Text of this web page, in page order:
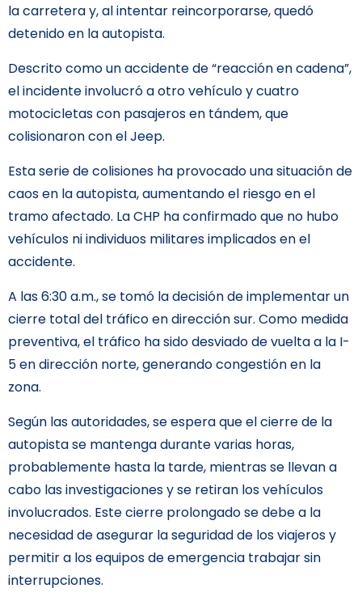
la carretera y, al intentar reincorporarse, quedó
detenido en la autopista.
Descrito como un accidente de “reacción en cadena”,
el incidente involucró a otro vehículo y cuatro
motocicletas con pasajeros en tándem, que
colisionaron con el Jeep.
Esta serie de colisiones ha provocado una situación de
caos en la autopista, aumentando el riesgo en el
tramo afectado. La CHP ha confirmado que no hubo
vehículos ni individuos militares implicados en el
accidente.
A las 6:30 a.m., se tomó la decisión de implementar un
cierre total del tráfico en dirección sur. Como medida
preventiva, el tráfico ha sido desviado de vuelta a la I-
5 en dirección norte, generando congestión en la
zona.
Según las autoridades, se espera que el cierre de la
autopista se mantenga durante varias horas,
probablemente hasta la tarde, mientras se llevan a
cabo las investigaciones y se retiran los vehículos
involucrados. Este cierre prolongado se debe a la
necesidad de asegurar la seguridad de los viajeros y
permitir a los equipos de emergencia trabajar sin
interrupciones.